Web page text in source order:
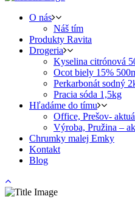
O nás
Náš tím
Produkty Ravita
Drogeria
Kyselina citrónová
Ocot biely 15%
Perkarbonát sodný
Pracia sóda 1,5kg
Hľadáme do tímu
Office, Prešov-
Výroba, Pružina –
Chrumky malej Emky
Kontakt
Blog